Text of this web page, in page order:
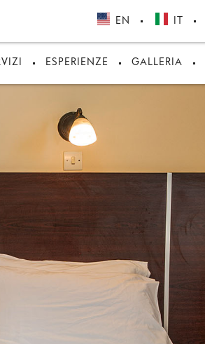
EN IT
ESPERIENZE GALLERIA